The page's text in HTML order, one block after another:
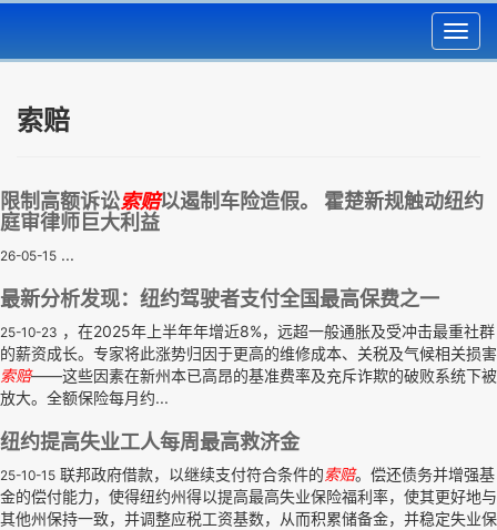
索赔
限制高额诉讼索赔以遏制车险造假。 霍楚新规触动纽约
庭审律师巨大利益
26-05-15 ...
最新分析发现：纽约驾驶者支付全国最高保费之一
25-10-23 ，在2025年上半年年增近8%，远超一般通胀及受冲击最重社群
的薪资成长。专家将此涨势归因于更高的维修成本、关税及气候相关损害
索赔——这些因素在新州本已高昂的基准费率及充斥诈欺的破败系统下被
放大。全额保险每月约...
纽约提高失业工人每周最高救济金
25-10-15 联邦政府借款，以继续支付符合条件的索赔。偿还债务并增强基
金的偿付能力，使得纽约州得以提高最高失业保险福利率，使其更好地与
其他州保持一致，并调整应税工资基数，从而积累储备金，并稳定失业保